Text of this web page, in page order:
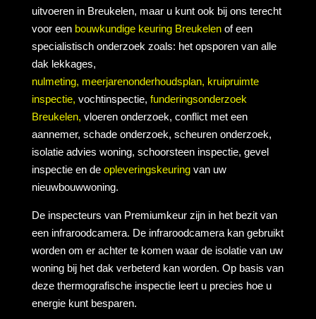
uitvoeren in Breukelen, maar u kunt ook bij ons terecht
voor een bouwkundige keuring Breukelenof een
specialistisch onderzoek zoals: het opsporen van alle
dak lekkages,
nulmeting, meerjarenonderhoudsplan, kruipruimte
inspectie, vochtinspectie, funderingsonderzoek
Breukelen, vloeren onderzoek, conflict met een
aannemer, schade onderzoek, scheuren onderzoek,
isolatie advies woning, schoorsteen inspectie, gevel
inspectie en de opleveringskeuringvan uw
nieuwbouwwoning.
De inspecteurs van Premiumkeur zijn in het bezit van
een infraroodcamera. De infraroodcamera kan gebruikt
worden om er achter te komen waar de isolatie van uw
woning bij het dak verbeterd kan worden. Op basis van
deze thermografische inspectie leert u precies hoe u
energie kunt besparen.